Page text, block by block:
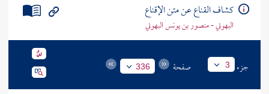
كشاف القناع عن متن الإقناع
البهوتي - منصور بن يونس البهوتي
جزء 3 صفحة 336